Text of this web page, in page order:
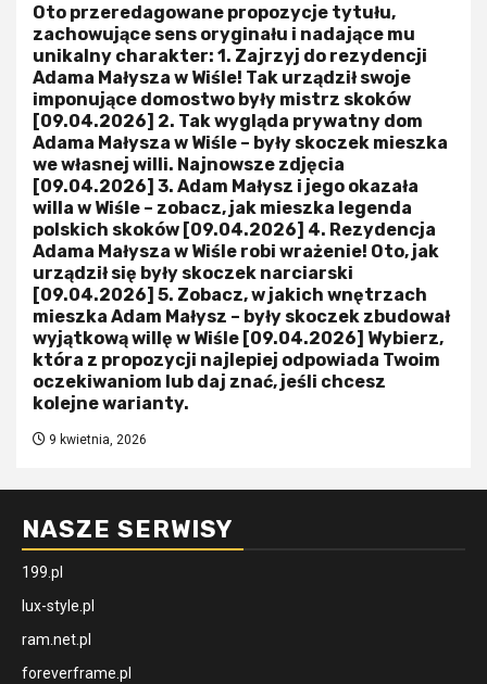
Oto przeredagowane propozycje tytułu,
zachowujące sens oryginału i nadające mu
unikalny charakter: 1. Zajrzyj do rezydencji
Adama Małysza w Wiśle! Tak urządził swoje
imponujące domostwo były mistrz skoków
[09.04.2026] 2. Tak wygląda prywatny dom
Adama Małysza w Wiśle – były skoczek mieszka
we własnej willi. Najnowsze zdjęcia
[09.04.2026] 3. Adam Małysz i jego okazała
willa w Wiśle – zobacz, jak mieszka legenda
polskich skoków [09.04.2026] 4. Rezydencja
Adama Małysza w Wiśle robi wrażenie! Oto, jak
urządził się były skoczek narciarski
[09.04.2026] 5. Zobacz, w jakich wnętrzach
mieszka Adam Małysz – były skoczek zbudował
wyjątkową willę w Wiśle [09.04.2026] Wybierz,
która z propozycji najlepiej odpowiada Twoim
oczekiwaniom lub daj znać, jeśli chcesz
kolejne warianty.
9 kwietnia, 2026
NASZE SERWISY
199.pl
lux-style.pl
ram.net.pl
foreverframe.pl